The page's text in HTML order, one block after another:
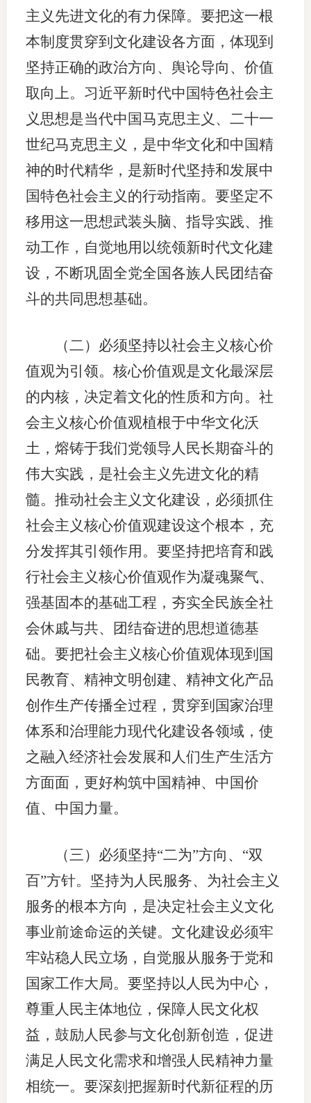
主义先进文化的有力保障。要把这一根
本制度贯穿到文化建设各方面，体现到
坚持正确的政治方向、舆论导向、价值
取向上。习近平新时代中国特色社会主
义思想是当代中国马克思主义、二十一
世纪马克思主义，是中华文化和中国精
神的时代精华，是新时代坚持和发展中
国特色社会主义的行动指南。要坚定不
移用这一思想武装头脑、指导实践、推
动工作，自觉地用以统领新时代文化建
设，不断巩固全党全国各族人民团结奋
斗的共同思想基础。
（二）必须坚持以社会主义核心价
值观为引领。核心价值观是文化最深层
的内核，决定着文化的性质和方向。社
会主义核心价值观植根于中华文化沃
土，熔铸于我们党领导人民长期奋斗的
伟大实践，是社会主义先进文化的精
髓。推动社会主义文化建设，必须抓住
社会主义核心价值观建设这个根本，充
分发挥其引领作用。要坚持把培育和践
行社会主义核心价值观作为凝魂聚气、
强基固本的基础工程，夯实全民族全社
会休戚与共、团结奋进的思想道德基
础。要把社会主义核心价值观体现到国
民教育、精神文明创建、精神文化产品
创作生产传播全过程，贯穿到国家治理
体系和治理能力现代化建设各领域，使
之融入经济社会发展和人们生产生活方
方面面，更好构筑中国精神、中国价
值、中国力量。
（三）必须坚持“二为”方向、“双
百”方针。坚持为人民服务、为社会主义
服务的根本方向，是决定社会主义文化
事业前途命运的关键。文化建设必须牢
牢站稳人民立场，自觉服从服务于党和
国家工作大局。要坚持以人民为中心，
尊重人民主体地位，保障人民文化权
益，鼓励人民参与文化创新创造，促进
满足人民文化需求和增强人民精神力量
相统一。要深刻把握新时代新征程的历